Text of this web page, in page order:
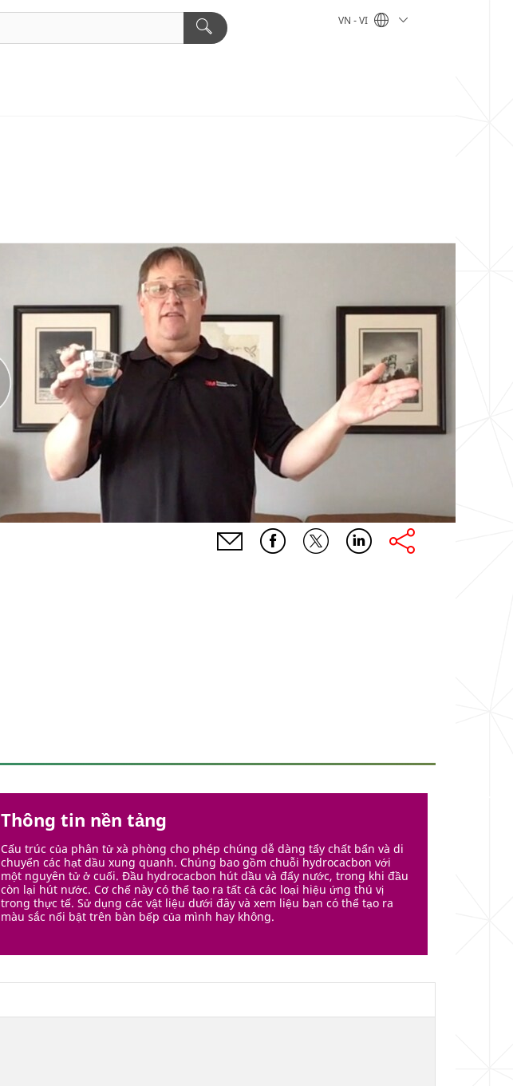
VN - VI
Thông tin nền tảng
Cấu trúc của phân tử xà phòng cho phép chúng dễ dàng tẩy chất bẩn và di
chuyển các hạt dầu xung quanh. Chúng bao gồm chuỗi hydrocacbon với
một nguyên tử ở cuối. Đầu hydrocacbon hút dầu và đẩy nước, trong khi đầu
còn lại hút nước. Cơ chế này có thể tạo ra tất cả các loại hiệu ứng thú vị
trong thực tế. Sử dụng các vật liệu dưới đây và xem liệu bạn có thể tạo ra
màu sắc nổi bật trên bàn bếp của mình hay không.